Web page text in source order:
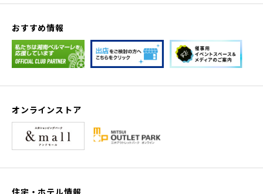
おすすめ情報
オンラインストア
住宅・ホテル情報